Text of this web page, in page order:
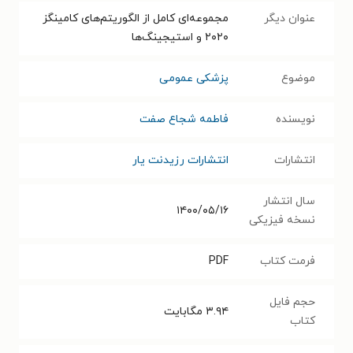
عنوان دیگر
مجموعه‌ای کامل از الگوریتم‌های کامینگز
۲۰۲۰ و استیجینگ‌ها
موضوع پزشکی عمومی
نویسنده فاطمه شجاع صفت
انتشارات انتشارات رزیدنت یار
سال انتشار
نسخه فیزیکی
۱۴۰۰/۰۵/۱۶
فرمت کتاب PDF
حجم فایل
کتاب
۳.۹۴ مگابایت